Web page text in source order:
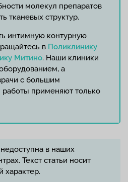
молекул препаратов
тканевых структур.
интимную контурную
в Поликлинику
Митино. Наши клиники
а
с большим
применяют только
недоступна в наших
Текст статьи носит